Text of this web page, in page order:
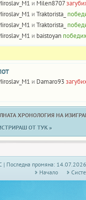
и Milen8707
и Traktorista_
и Traktorista_
и baistoyan
и Damaro93
ХРОНОЛОГИЯ НА
ОТ ТУК »
| Последна промяна: 14.07.2026
Начало